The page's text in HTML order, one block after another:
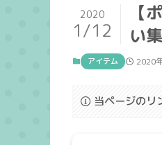
【
い
2020
1/12
アイテム 2020
当ページのリ